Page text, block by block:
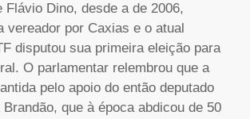
Flávio Dino, desde a de 2006,
vereador por Caxias e o atual
disputou sua primeira eleição para
O parlamentar relembrou que a
pelo apoio do então deputado
que à época abdicou de 50